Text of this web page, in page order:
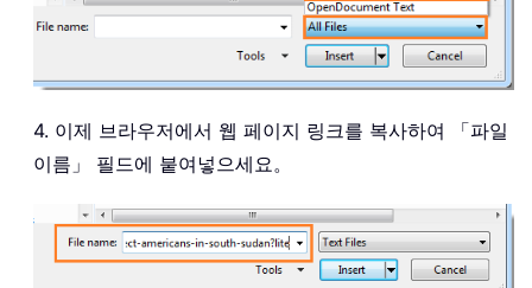
4. 이제 브라우저에서 웹 페이지 링크를 복사하여 「파일
이름」 필드에 붙여넣으세요。